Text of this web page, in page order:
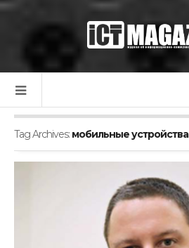
Tag Archives: мобильные устройства